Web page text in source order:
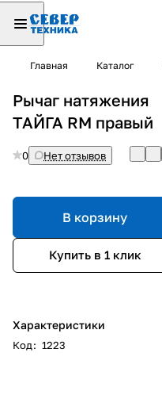
Главная Каталог
Рычаг натяжения
ТАЙГА RM правый
0 Нет отзывов
В корзину
Купить в 1 клик
Характеристики
Код: 1223